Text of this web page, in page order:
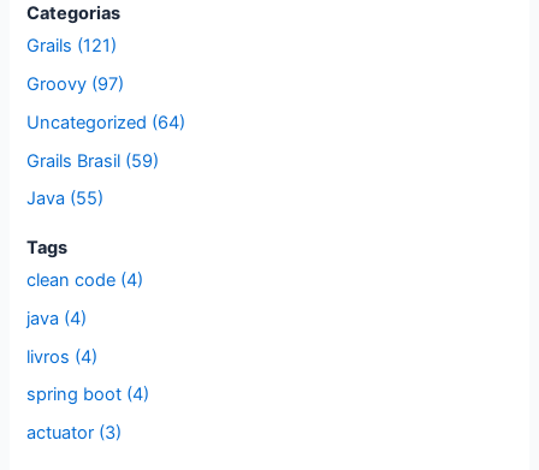
q
u
r
p
o
r
:
Categorias
Grails (121)
Groovy (97)
Uncategorized (64)
Grails Brasil (59)
Java (55)
Tags
clean code (4)
java (4)
livros (4)
spring boot (4)
actuator (3)